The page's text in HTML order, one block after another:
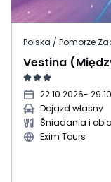
Polska / Pomorze
Vestina
22.10.2026-
Dojazd własny
Śniadania i
Exim Tours